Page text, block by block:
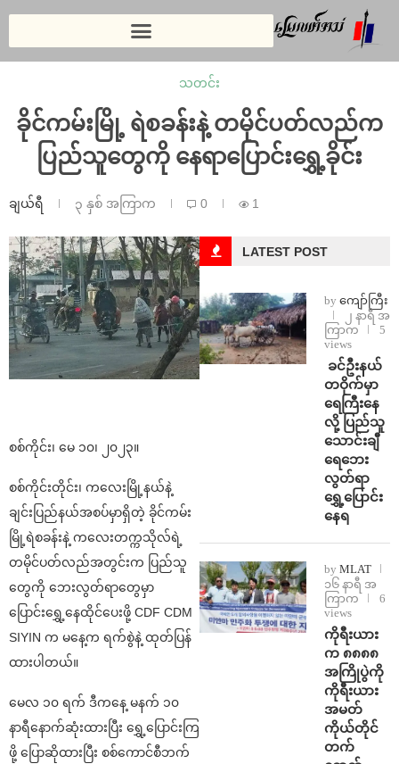
သတင်း
ခိုင်ကမ်းမြို့ ရဲစခန်းနဲ့ တမိုင်ပတ်လည်က
ပြည်သူတွေကို နေရာပြောင်းရွှေ့ခိုင်း
ချယ်ရီ ၃ နှစ် အကြာက 0 1
စစ်ကိုင်း၊ မေ ၁၀၊ ၂၀၂၃။
စစ်ကိုင်းတိုင်း၊ ကလေးမြို့နယ်နဲ့
ချင်းပြည်နယ်အစပ်မှာရှိတဲ့ ခိုင်ကမ်း
မြို့ရဲစခန်းနဲ့ ကလေးတက္ကသိုလ်ရဲ့
တမိုင်ပတ်လည်အတွင်းက ပြည်သူ
တွေကို ဘေးလွတ်ရာတွေမှာ
ပြောင်းရွှေ့နေထိုင်ပေးဖို့ CDF CDM
SIYIN က မနေ့က ရက်စွဲနဲ့ ထုတ်ပြန်
ထားပါတယ်။
မေလ ၁၀ ရက် ဒီကနေ့ မနက် ၁၀
နာရီနောက်ဆုံးထားပြီး ရွှေ့ပြောင်းကြ
ဖို့ ပြောဆိုထားပြီး စစ်ကောင်စီဘက်
LATEST POST
by ကျော်ကြီး
၂ နာရီ အ
ကြာက
5
views
⁩ ⁨ခင်ဦးနယ်
တဝိုက်မှာ
ရေကြီးနေ
လို့ ပြည်သူ
သောင်းချီ
ရေဘေး
လွတ်ရာ
ရွှေ့ပြောင်း
နေရ
by MLAT
၁၆ နာရီ အ
ကြာက
6
views
ကိုရီးယား
က ၈၈၈၈
အကြိုပွဲကို
ကိုရီးယား
အမတ်
ကိုယ်တိုင်
တက်